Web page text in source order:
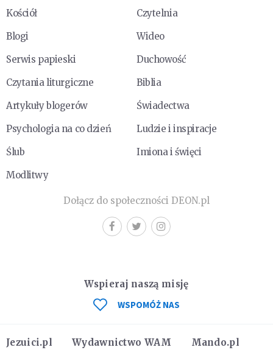
Kościół
Czytelnia
Blogi
Wideo
Serwis papieski
Duchowość
Czytania liturgiczne
Biblia
Artykuły blogerów
Świadectwa
Psychologia na co dzień
Ludzie i inspiracje
Ślub
Imiona i święci
Modlitwy
Dołącz do społeczności DEON.pl
Jezuici.pl Wydawnictwo WAM Mando.pl
Wspieraj naszą misję
WSPOMÓŻ NAS